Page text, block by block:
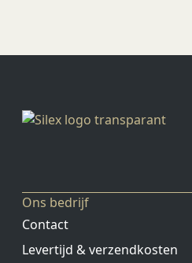
Ons bedrijf
Contact
Levertijd & verzendkosten